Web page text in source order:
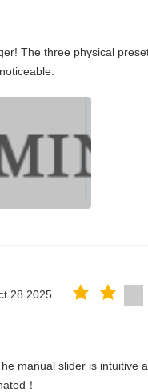
The three physical
28.2025
manual slider is intuitive
！